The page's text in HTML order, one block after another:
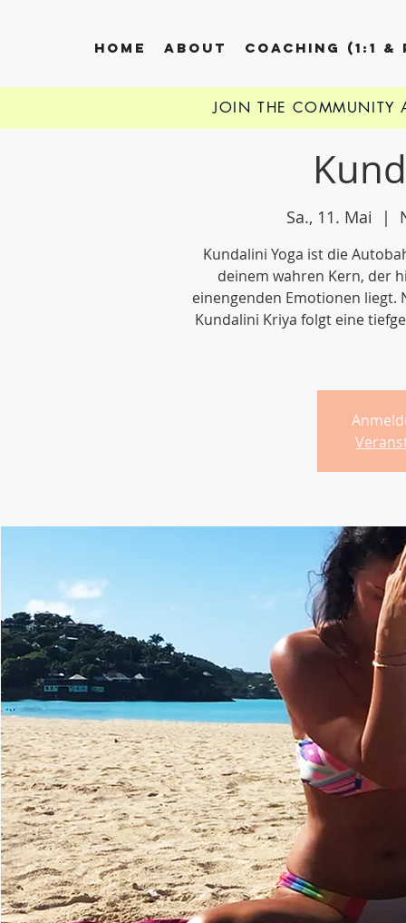
HOME ABOUT COACHING (1:1 &
Sa., 11. Mai
  |
Kundalini Yoga ist die
deinem wahren Kern, der
einengenden Emotionen liegt.
Kundalini Kriya folgt eine
JOIN THE COMMUNITY